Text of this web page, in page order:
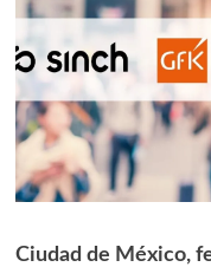
Ciudad de México,